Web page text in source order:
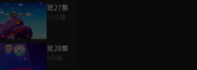
第27集
10分鐘
第28集
9分鐘